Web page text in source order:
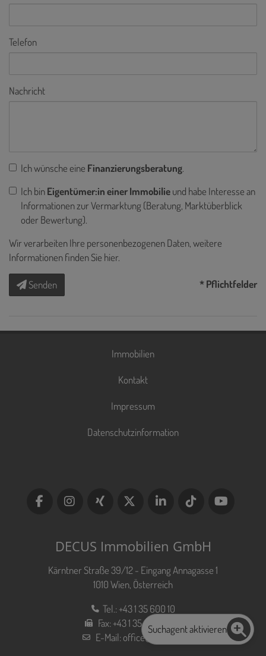
Telefon
Nachricht
Ich wünsche eine Finanzierungsberatung.
Ich binEigentümer:in einer Immobilieund habe Interesse an
Informationen zur Vermarktung (Beratung, Marktüberblick
oder Bewertung).
Wir verarbeiten Ihre personenbezogenen Daten, weitere
Informationen finden Sie hier.
Senden * Pflichtfelder
Immobilien
Kontakt
Impressum
Datenschutzinformation
DECUS Immobilien GmbH
Kärntner Straße 39/12 - Eingang Annagasse 1
1010 Wien, Österreich
Tel.:+43 1 35 600 10
Fax:+43 1 35 600 10 80
E-Mail:office@decus.at
Suchagent aktivieren